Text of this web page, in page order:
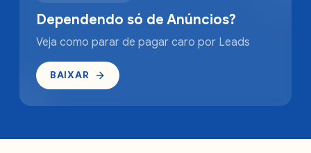
Dependendo só de Anúncios?
Veja como parar de pagar caro por Leads
BAIXAR